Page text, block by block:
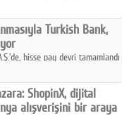
Turkish Bank,
hisse pay devri tamamlandı
“Freedom Bank A.Ş.” olmasına
ShopinX, dijital
alışverişini bir araya